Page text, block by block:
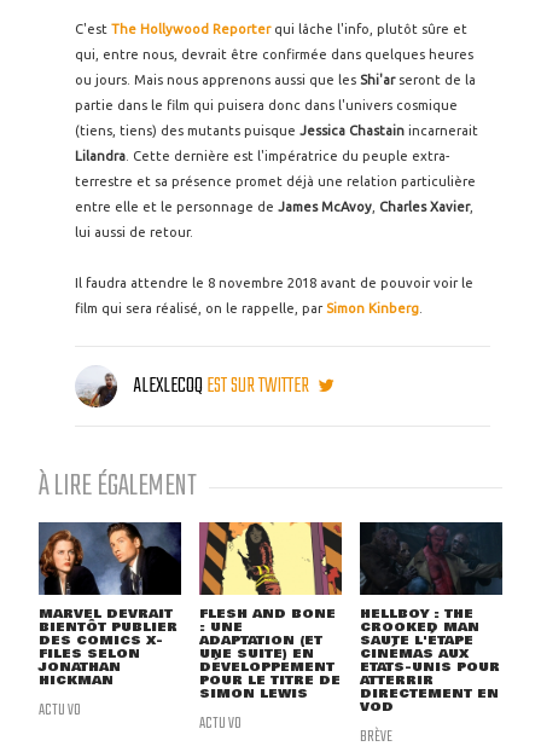
C'est The Hollywood Reporterqui lâche l'info, plutôt sûre et
qui, entre nous, devrait être confirmée dans quelques heures
ou jours. Mais nous apprenons aussi que les Shi'ar seront de la
partie dans le film qui puisera donc dans l'univers cosmique
(tiens, tiens) des mutants puisque Jessica Chastain incarnerait
Lilandra . Cette dernière est l'impératrice du peuple extra-
terrestre et sa présence promet déjà une relation particulière
entre elle et le personnage de James McAvoy Charles Xavier,
lui aussi de retour.
Il faudra attendre le 8 novembre 2018 avant de pouvoir voir le
film qui sera réalisé, on le rappelle, par Simon Kinberg
ALEXLECOQEST SUR TWITTER
À LIRE ÉGALEMENT
MARVEL DEVRAIT
BIENTÔT PUBLIER
DES COMICS X-
FILES SELON
JONATHAN
HICKMAN
ACTU VO
FLESH AND BONE
: UNE
ADAPTATION (ET
UNE SUITE) EN
DÉVELOPPEMENT
POUR LE TITRE DE
SIMON LEWIS
ACTU VO
HELLBOY : THE
CROOKED MAN
SAUTE L'ÉTAPE
CINÉMAS AUX
ETATS-UNIS POUR
ATTERRIR
DIRECTEMENT EN
VOD
BRÈVE